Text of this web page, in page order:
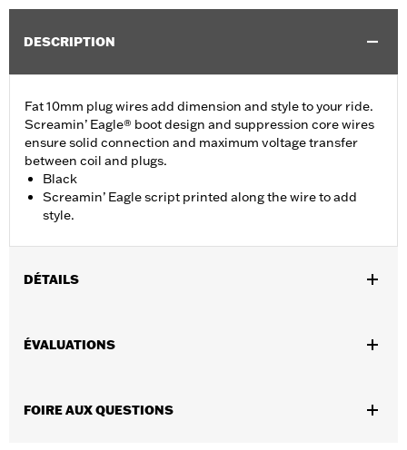
DESCRIPTION
Fat 10mm plug wires add dimension and style to your ride.
Screamin’ Eagle® boot design and suppression core wires
ensure solid connection and maximum voltage transfer
between coil and plugs.
Black
Screamin’ Eagle script printed along the wire to add
style.
DÉTAILS
Instructions d’installation
ÉVALUATIONS
FOIRE AUX QUESTIONS